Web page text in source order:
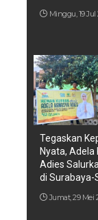
Minggu, 19 Jul
Tegaskan
Nyata, Adela
Adies
di Surabaya-
Jumat, 29 Mei